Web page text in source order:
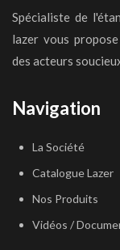
Spécialiste de
lazer vous
des acteurs
Navigation
La Société
Catalogue Lazer
Nos Produits
Vidéos /